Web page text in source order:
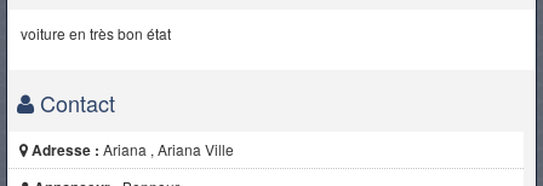
voiture en très bon état
Contact
Adresse : Ariana , Ariana Ville